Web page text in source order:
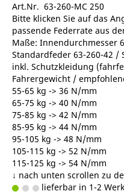
Art.Nr. 63-260-MC 250
Bitte klicken Sie auf das
passende Federrate aus
Maße: Innendurchmesser
Standardfeder 63-260-42 /
inkl. Schutzkleidung
Fahrergewicht /
55-65 kg -> 36 N/mm
65-75 kg -> 40 N/mm
75-85 kg -> 42 N/mm
85-95 kg -> 44 N/mm
95-105 kg -> 48 N/mm
105-115 kg -> 52 N/mm
115-125 kg -> 54 N/mm
↓ nach unten scrollen zu
lieferbar in 1-2